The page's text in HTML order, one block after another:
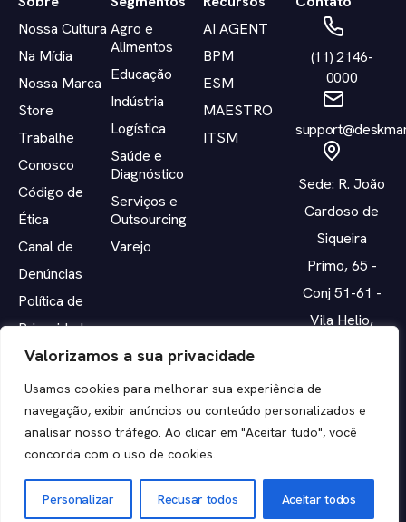
Valorizamos a sua privacidade
Usamos cookies para melhorar sua experiência de
navegação, exibir anúncios ou conteúdo personalizados e
analisar nosso tráfego. Ao clicar em "Aceitar tudo", você
concorda com o uso de cookies.
Personalizar Recusar todos Aceitar todos
Nossa Cultura
Na Mídia
Nossa Marca
Store
Trabalhe
Conosco
Código de
Ética
Canal de
Denúncias
Política de
Privacidade
Termos de
Uso
Perguntas
frequentes
Segurança
Trust Center
Agro e
Alimentos
Educação
Indústria
Logística
Saúde e
Diagnóstico
Serviços e
Outsourcing
Varejo
AI AGENT
BPM
ESM
MAESTRO
ITSM
(11) 2146-
0000
Sede: R. João
Cardoso de
Siqueira
Primo, 65 -
Conj 51-61 -
Vila Helio,
08710-530
Ramos, 302 -